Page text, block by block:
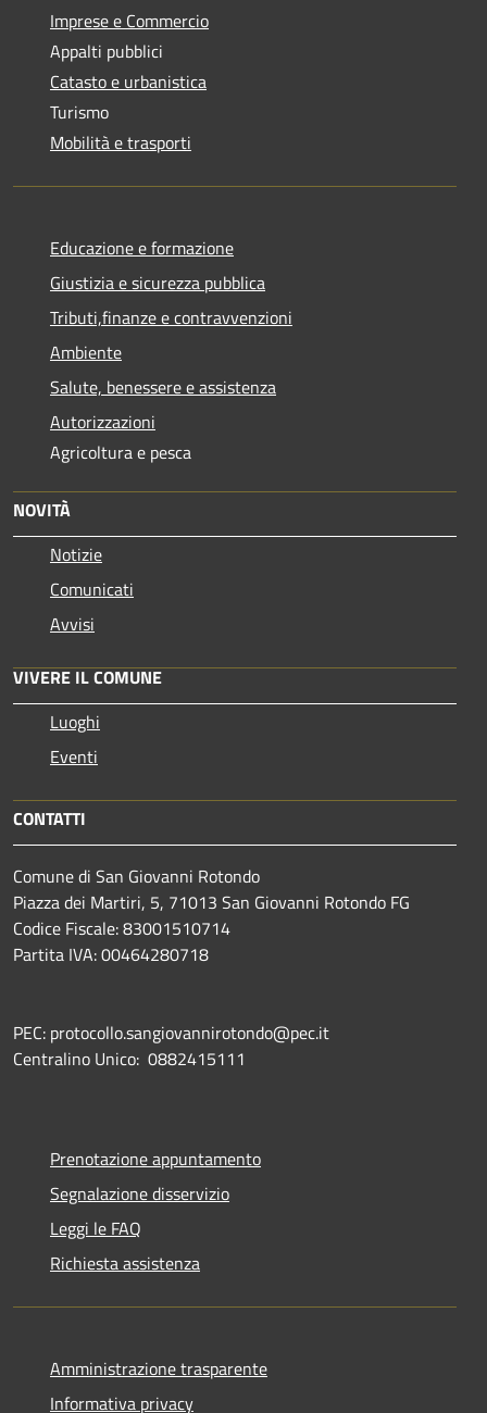
Imprese e Commercio
Appalti pubblici
Catasto e urbanistica
Turismo
Mobilità e trasporti
Educazione e formazione
Giustizia e sicurezza pubblica
Tributi,finanze e contravvenzioni
Ambiente
Salute, benessere e assistenza
Autorizzazioni
Agricoltura e pesca
NOVITÀ
Notizie
Comunicati
Avvisi
VIVERE IL COMUNE
Luoghi
Eventi
CONTATTI
Comune di San Giovanni Rotondo
Piazza dei Martiri, 5, 71013 San Giovanni Rotondo FG
Codice Fiscale: 83001510714
Partita IVA: 00464280718
PEC: protocollo.sangiovannirotondo@pec.it
Centralino Unico: 0882415111
Prenotazione appuntamento
Segnalazione disservizio
Leggi le FAQ
Richiesta assistenza
Amministrazione trasparente
Informativa privacy